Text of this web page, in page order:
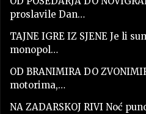
proslavile Dan…
TAJNE IGRE IZ SJENE Je li
monopol…
OD BRANIMIRA DO
motorima,…
NA ZADARSKOJ RIVI Noć